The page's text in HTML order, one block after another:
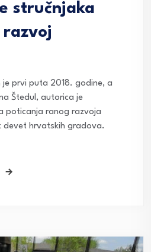
stručnjaka
razvoj
je prvi puta 2018. godine, a
Štedul, autorica je
poticanja ranog razvoja
devet hrvatskih gradova.